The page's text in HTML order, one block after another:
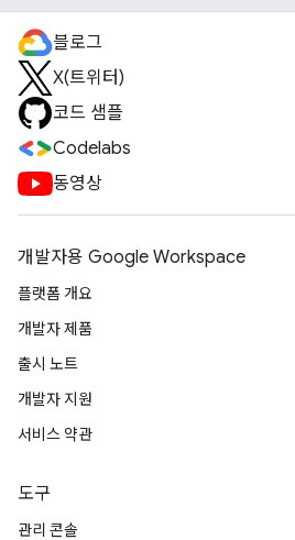
블로그
X(트위터)
코드 샘플
Codelabs
동영상
개발자용 Google Workspace
플랫폼 개요
개발자 제품
출시 노트
개발자 지원
서비스 약관
도구
관리 콘솔